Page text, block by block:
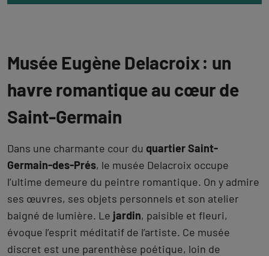
Musée Eugène Delacroix : un
havre romantique au cœur de
Saint-Germain
Dans une charmante cour du quartier Saint-
Germain-des-Prés, le musée Delacroix occupe
l’ultime demeure du peintre romantique. On y admire
ses œuvres, ses objets personnels et son atelier
baigné de lumière. Le jardin, paisible et fleuri,
évoque l’esprit méditatif de l’artiste. Ce musée
discret est une parenthèse poétique, loin de